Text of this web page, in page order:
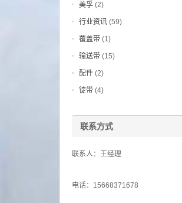
美孚 (2)
行业资讯 (59)
覆盖带 (1)
输送带 (15)
配件 (2)
锭带 (4)
联系方式
联系人：王经理
电话：15668371678